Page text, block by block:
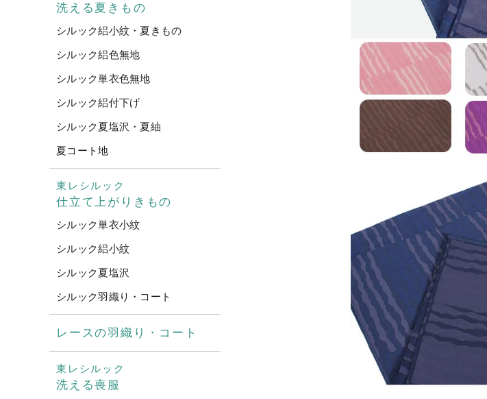
洗える夏きもの
シルック絽小紋・夏きもの
シルック絽色無地
シルック単衣色無地
シルック絽付下げ
シルック夏塩沢・夏紬
夏コート地
東レシルック
仕立て上がりきもの
シルック単衣小紋
シルック絽小紋
シルック夏塩沢
シルック羽織り・コート
レースの羽織り・コート
東レシルック
洗える喪服